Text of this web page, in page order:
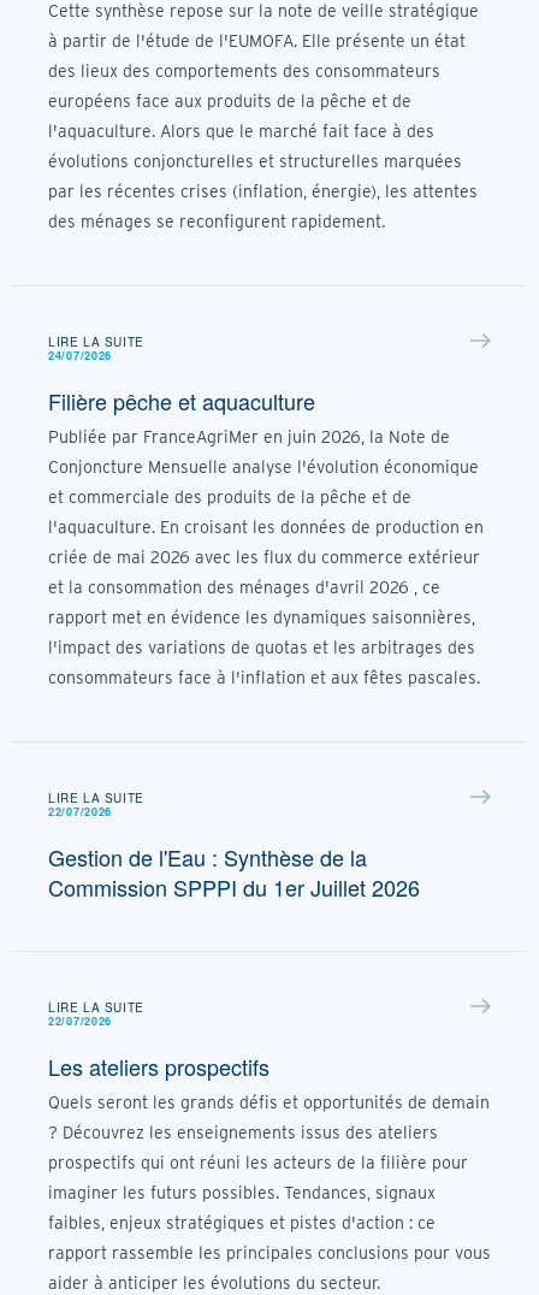
Cette synthèse repose sur la note de veille stratégique
à partir de l'étude de l'EUMOFA. Elle présente un état
des lieux des comportements des consommateurs
européens face aux produits de la pêche et de
l'aquaculture. Alors que le marché fait face à des
évolutions conjoncturelles et structurelles marquées
par les récentes crises (inflation, énergie), les attentes
des ménages se reconfigurent rapidement.
LIRE LA SUITE
24/07/2026
Filière pêche et aquaculture
Publiée par FranceAgriMer en juin 2026, la Note de
Conjoncture Mensuelle analyse l'évolution économique
et commerciale des produits de la pêche et de
l'aquaculture. En croisant les données de production en
criée de mai 2026 avec les flux du commerce extérieur
et la consommation des ménages d'avril 2026 , ce
rapport met en évidence les dynamiques saisonnières,
l'impact des variations de quotas et les arbitrages des
consommateurs face à l'inflation et aux fêtes pascales.
LIRE LA SUITE
22/07/2026
Gestion de l'Eau : Synthèse de la
Commission SPPPI du 1er Juillet 2026
LIRE LA SUITE
22/07/2026
Les ateliers prospectifs
Quels seront les grands défis et opportunités de demain
? Découvrez les enseignements issus des ateliers
prospectifs qui ont réuni les acteurs de la filière pour
imaginer les futurs possibles. Tendances, signaux
faibles, enjeux stratégiques et pistes d'action : ce
rapport rassemble les principales conclusions pour vous
aider à anticiper les évolutions du secteur.